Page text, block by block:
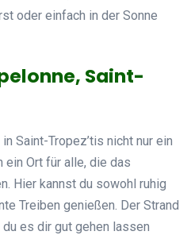
oder einfach in der Sonne
Saint-
in Saint-Tropez’tis nicht nur ein
Ort für alle, die das
Hier kannst du sowohl ruhig
Treiben genießen. Der Strand
es dir gut gehen lassen